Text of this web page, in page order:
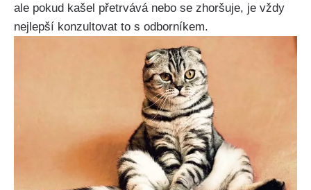
ale pokud kašel přetrvává nebo se zhoršuje, ‍je ⁢vždy
nejlepší konzultovat to s odborníkem.